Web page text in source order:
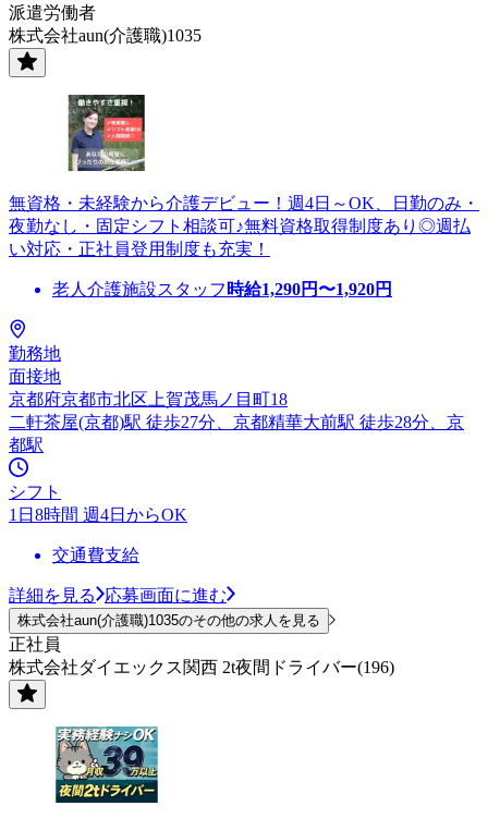
派遣労働者
株式会社aun(介護職)1035
無資格・未経験から介護デビュー！週4日～OK、日勤のみ・
夜勤なし・固定シフト相談可♪無料資格取得制度あり◎週払
い対応・正社員登用制度も充実！
老人介護施設スタッフ 時給1,290円〜1,920円
勤務地
面接地
京都府京都市北区上賀茂馬ノ目町18
二軒茶屋(京都)駅 徒歩27分、京都精華大前駅 徒歩28分、京
都駅
シフト
1日8時間 週4日からOK
交通費支給
詳細を見る 応募画面に進む
株式会社aun(介護職)1035のその他の求人を見る
正社員
株式会社ダイエックス関西 2t夜間ドライバー(196)